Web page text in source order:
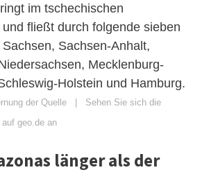
im tschechischen
fließt durch folgende sieben
Sachsen-Anhalt,
Mecklenburg-
Holstein und Hamburg.
der Quelle | Sehen Sie sich die
geo.de an
länger als der